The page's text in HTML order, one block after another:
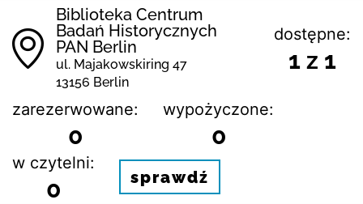
Biblioteka Centrum
Badań Historycznych
PAN Berlin
ul. Majakowskiring 47
13156 Berlin
dostępne:
1 z 1
zarezerwowane:
0
wypożyczone:
0
w czytelni:
0 sprawdź